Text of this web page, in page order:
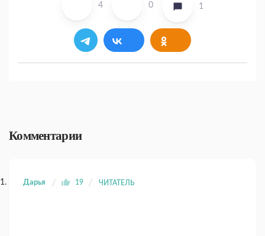
4 0 1
Комментарии
Дарья 19 ЧИТАТЕЛЬ